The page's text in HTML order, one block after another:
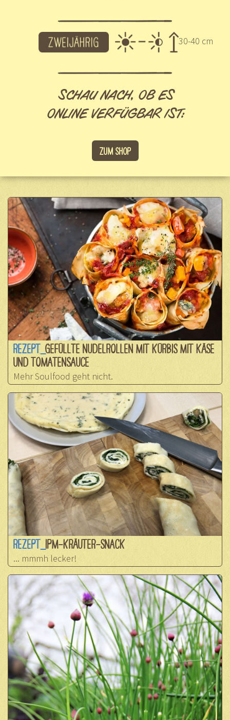
30-40 cm
SCHAU NACH, OB ES
ONLINE VERFÜGBAR IST:
Zum Shop
REZEPT_ GEFÜLLTE NUDELROLLEN MIT KÜRBIS MIT KÄSE
UND TOMATENSAUCE
Mehr Soulfood geht nicht.
REZEPT_ IPM-KRÄUTER-SNACK
... mmmh lecker!